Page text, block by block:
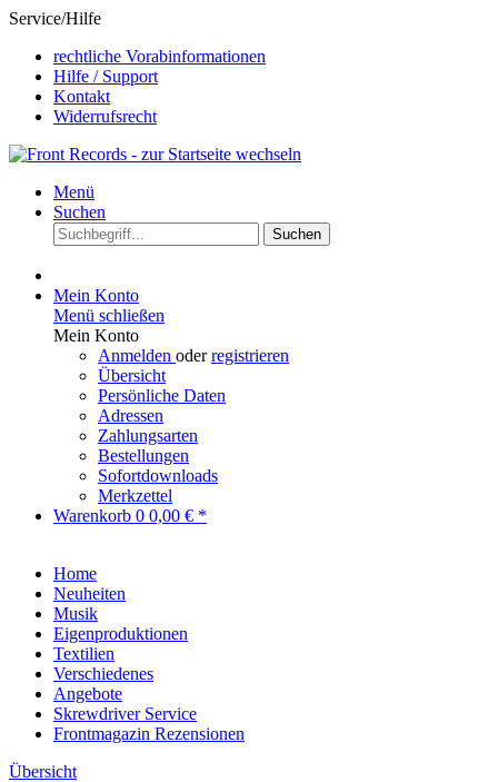
Service/Hilfe
rechtliche Vorabinformationen
Hilfe / Support
Kontakt
Widerrufsrecht
Menü
Suchen
Suchen
Mein Konto
Menü schließen
Mein Konto
Anmelden oderregistrieren
Übersicht
Persönliche Daten
Adressen
Zahlungsarten
Bestellungen
Sofortdownloads
Merkzettel
Warenkorb 0 0,00 € *
Home
Neuheiten
Musik
Eigenproduktionen
Textilien
Verschiedenes
Angebote
Skrewdriver Service
Frontmagazin Rezensionen
Übersicht